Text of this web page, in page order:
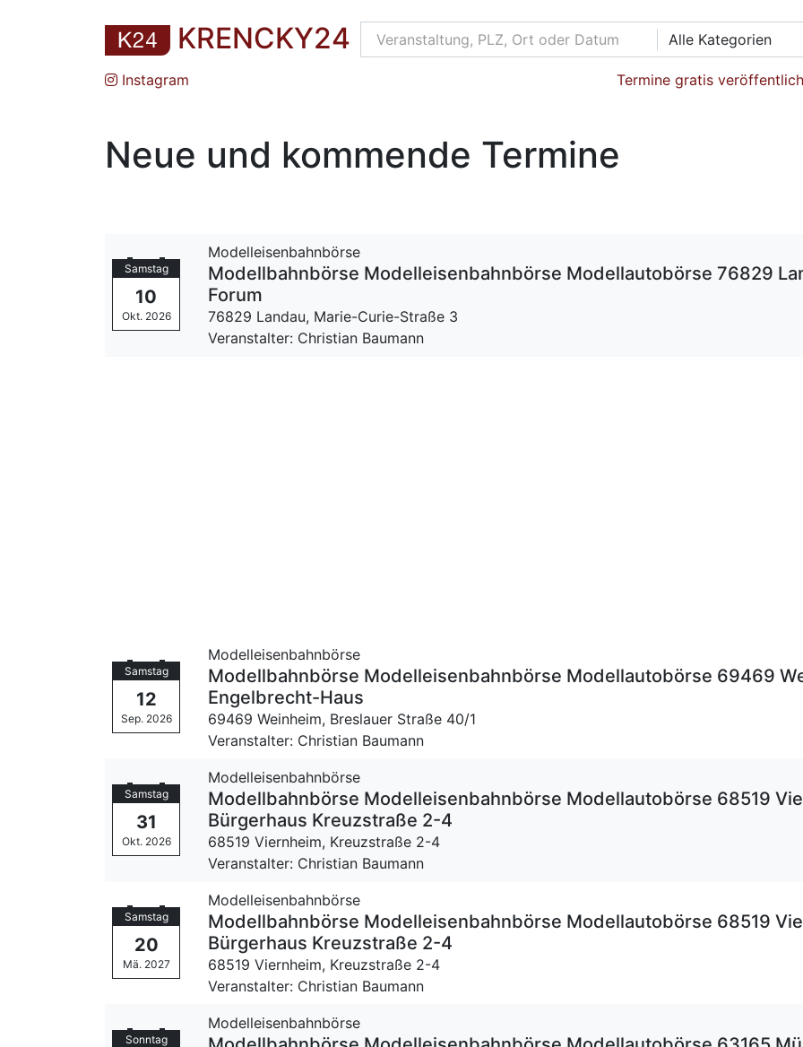
KRENCKY24 Alle Kategorien
Instagram Termine gratis
Neue und kommende Termine
Samstag
10
Okt. 2026
Modelleisenbahnbörse
Modellbahnbörse Modelleisenbahnbörse Modellautobörse 76829
Forum
76829 Landau, Marie-Curie-Straße 3
Veranstalter: Christian Baumann
Samstag
12
Sep. 2026
Modelleisenbahnbörse
Modellbahnbörse Modelleisenbahnbörse Modellautobörse 69469
Engelbrecht-Haus
69469 Weinheim, Breslauer Straße 40/1
Veranstalter: Christian Baumann
Samstag
31
Okt. 2026
Modelleisenbahnbörse
Modellbahnbörse Modelleisenbahnbörse Modellautobörse 68519
Bürgerhaus Kreuzstraße 2-4
68519 Viernheim, Kreuzstraße 2-4
Veranstalter: Christian Baumann
Samstag
20
Mä. 2027
Modelleisenbahnbörse
Modellbahnbörse Modelleisenbahnbörse Modellautobörse 68519
Bürgerhaus Kreuzstraße 2-4
68519 Viernheim, Kreuzstraße 2-4
Veranstalter: Christian Baumann
Sonntag
Modelleisenbahnbörse